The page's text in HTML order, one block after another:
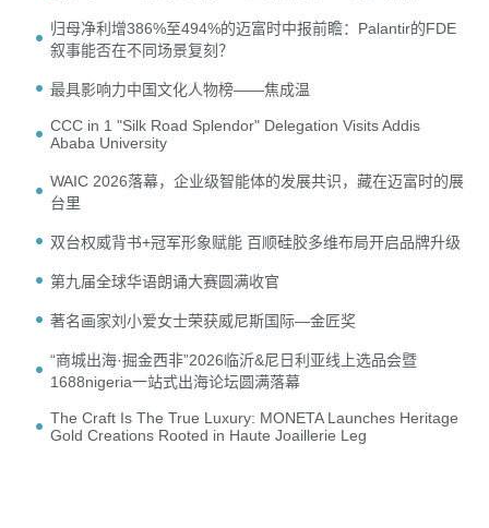
归母净利增386%至494%的迈富时中报前瞻：Palantir的FDE
叙事能否在不同场景复刻？
最具影响力中国文化人物榜——焦成温
CCC in 1 "Silk Road Splendor" Delegation Visits Addis
Ababa University
WAIC 2026落幕，企业级智能体的发展共识，藏在迈富时的展
台里
双台权威背书+冠军形象赋能 百顺硅胶多维布局开启品牌升级
第九届全球华语朗诵大赛圆满收官
著名画家刘小爱女士荣获威尼斯国际—金匠奖
“商城出海·掘金西非”2026临沂&尼日利亚线上选品会暨
1688nigeria一站式出海论坛圆满落幕
The Craft Is The True Luxury: MONETA Launches Heritage
Gold Creations Rooted in Haute Joaillerie Leg